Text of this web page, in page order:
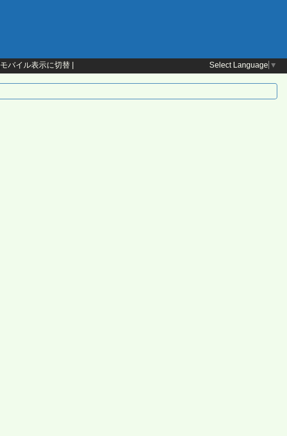
モバイル表示に切替 Select Language ▼